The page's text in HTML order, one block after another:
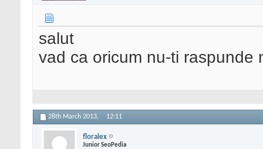
salut
vad ca oricum nu-ti raspunde
28th March 2013, 12:11
floralex
Junior SeoPedia